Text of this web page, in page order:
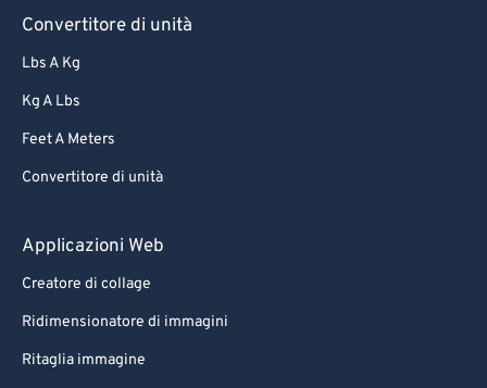
Convertitore di unità
Lbs A Kg
Kg A Lbs
Feet A Meters
Convertitore di unità
Applicazioni Web
Creatore di collage
Ridimensionatore di immagini
Ritaglia immagine